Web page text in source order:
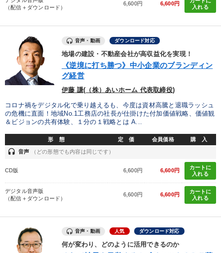
（配信＋ダウンロード）
6,600円 6,600円
入れる
音声・動画 ダウンロード対応
地場の建設・不動産会社が高収益化を実現！
《逆境に打ち勝つ》中小企業のブランディン
グ経営
伊藤 謙(（株）あいホーム 代表取締役)
コロナ禍をデジタル化で乗り越えるも、今度は資材高騰と退職ラッシュ
の危機に直面！地域No.1工務店の社長が仕掛けた付加価値戦略、価値観
＆ビジョンの共有体験、１分の１戦略とは A...
形 態 定 価 会員価格 購 入
headset 音声 （どの形態でも内容は同じです）
CD版 6,600円 6,600円
カートに
入れる
デジタル音声版
（配信＋ダウンロード）
6,600円 6,600円
カートに
入れる
音声・動画 人気 ダウンロード対応
何が変わり、どのように活用できるのか